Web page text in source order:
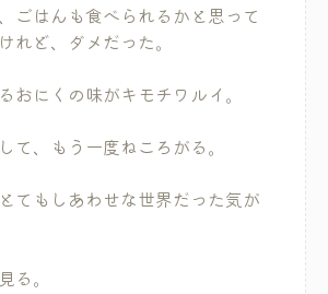
ごはんも食べられるかと思って
れど、ダメだった。
おにくの味がキモチワルイ。
て、もう一度ねころがる。
てもしあわせな世界だった気が
る。